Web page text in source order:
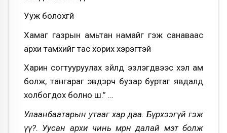
Ууж болохгүй
Хамаг газрын амьтан намайг гэж санаваас
архи тамхийг тас хорих хэрэгтэй
Харин согтууруулах зүйлд эзлэгдвээс хэл ам
болж, тангараг эвдэрч бузар буртаг явдалд
холбогдох болно шүү.” …
Улаанбаатарын утааг хар даа. Бүрхээгүй гэж
үү?. Уусан архи чинь мөрөн далай мэт болж